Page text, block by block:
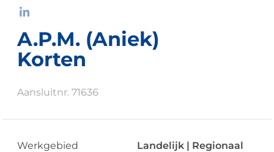
A.P.M. (Aniek)
Korten
Aansluitnr. 71636
Werkgebied
Landelijk | Regionaal